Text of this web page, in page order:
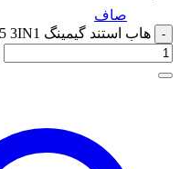
صاف
هاب استند گیمینگ Yesido HB25 3IN1 عدد